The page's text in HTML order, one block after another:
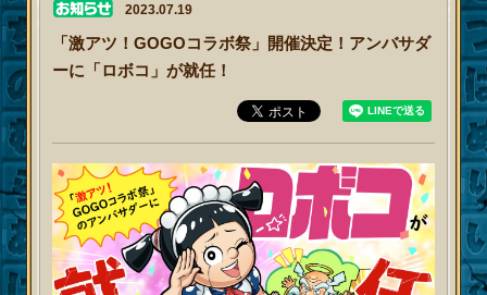
2023.07.19
「激アツ！GOGOコラボ祭」開催決定！アンバサダ
ーに「ロボコ」が就任！